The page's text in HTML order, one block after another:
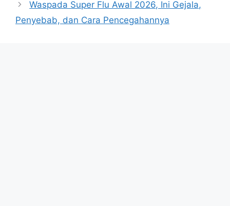
Waspada Super Flu Awal 2026, Ini Gejala,
Penyebab, dan Cara Pencegahannya